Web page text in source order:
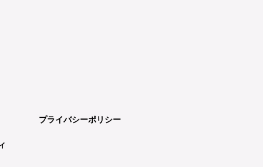
プライバシーポリシー